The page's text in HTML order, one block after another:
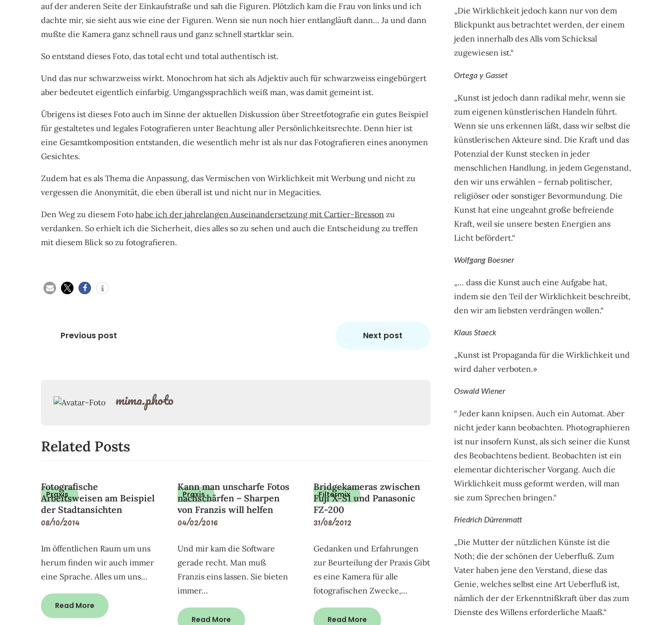
auf der anderen Seite der Einkaufstraße und sah die Figuren. Plötzlich kam die Frau von links und ich
dachte mir, sie sieht aus wie eine der Figuren. Wenn sie nun noch hier entlangläuft dann… Ja und dann
mußte die Kamera ganz schnell raus und ganz schnell startklar sein.
So entstand dieses Foto, das total echt und total authentisch ist.
Und das nur schwarzweiss wirkt. Monochrom hat sich als Adjektiv auch für schwarzweiss eingebürgert
aber bedeutet eigentlich einfarbig. Umgangssprachlich weiß man, was damit gemeint ist.
Übrigens ist dieses Foto auch im Sinne der aktuellen Diskussion über Streetfotografie ein gutes Beispiel
für gestaltetes und legales Fotografieren unter Beachtung aller Persönlichkeitsrechte. Denn hier ist
eine Gesamtkomposition entstanden, die wesentlich mehr ist als nur das Fotografieren eines anonymen
Gesichtes.
Zudem hat es als Thema die Anpassung, das Vermischen von Wirklichkeit mit Werbung und nicht zu
vergessen die Anonymität, die eben überall ist und nicht nur in Megacities.
Den Weg zu diesem Foto habe ich der jahrelangen Auseinandersetzung mit Cartier-Bresson zu
verdanken. So erhielt ich die Sicherheit, dies alles so zu sehen und auch die Entscheidung zu treffen
mit diesem Blick so zu fotografieren.
Beitragsnavigation
Previous post Next post
mima.photo
Related Posts
Praxis
Fotografische
Arbeitsweisen am Beispiel
der Stadtansichten
08/10/2014
Im öffentlichen Raum um uns
herum finden wir auch immer
eine Sprache. Alles um uns…
Read More
Praxis
Kann man unscharfe Fotos
nachschärfen – Sharpen
von Franzis will helfen
04/02/2016
Und mir kam die Software
gerade recht. Man muß
Franzis eins lassen. Sie bieten
immer…
Read More
Filtermix
Bridgekameras zwischen
Fuji X-S1 und Panasonic
FZ-200
31/08/2012
Gedanken und Erfahrungen
zur Beurteilung der Praxis Gibt
es eine Kamera für alle
fotografischen Zwecke,…
Read More
„Die Wirklichkeit jedoch kann nur von dem
Blickpunkt aus betrachtet werden, der einem
jeden innerhalb des Alls vom Schicksal
zugewiesen ist.“
Ortega y Gasset
„Kunst ist jedoch dann radikal mehr, wenn sie
zum eigenen künstlerischen Handeln führt.
Wenn sie uns erkennen läßt, dass wir selbst die
künstlerischen Akteure sind. Die Kraft und das
Potenzial der Kunst stecken in jeder
menschlichen Handlung, in jedem Gegenstand,
den wir uns erwählen – fernab politischer,
religiöser oder sonstiger Bevormundung. Die
Kunst hat eine ungeahnt große befreiende
Kraft, weil sie unsere besten Energien ans
Licht befördert.“
Wolfgang Boesner
„… dass die Kunst auch eine Aufgabe hat,
indem sie den Teil der Wirklichkeit beschreibt,
den wir am liebsten verdrängen wollen.“
Klaus Staeck
„Kunst ist Propaganda für die Wirklichkeit und
wird daher verboten.»
Oswald Wiener
“ Jeder kann knipsen. Auch ein Automat. Aber
nicht jeder kann beobachten. Photographieren
ist nur insofern Kunst, als sich seiner die Kunst
des Beobachtens bedient. Beobachten ist ein
elementar dichterischer Vorgang. Auch die
Wirklichkeit muss geformt werden, will man
sie zum Sprechen bringen.“
Friedrich Dürrenmatt
„Die Mutter der nützlichen Künste ist die
Noth; die der schönen der Ueberfluß. Zum
Vater haben jene den Verstand, diese das
Genie, welches selbst eine Art Ueberfluß ist,
nämlich der der Erkenntnißkraft über das zum
Dienste des Willens erforderliche Maaß.“